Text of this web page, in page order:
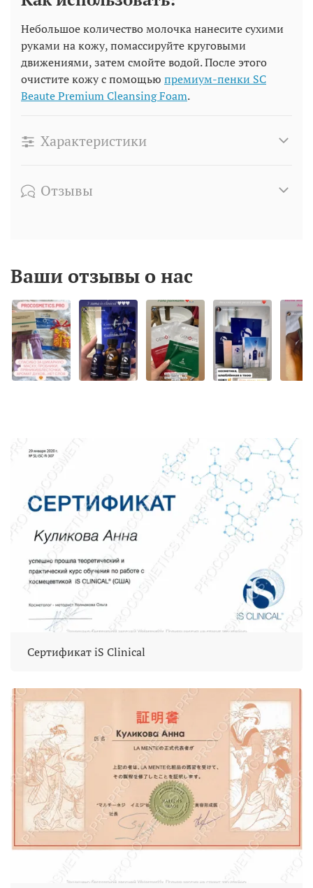
Небольшое количество молочка нанесите сухими
руками на кожу, помассируйте круговыми
движениями, затем смойте водой. После этого
очистите кожу с помощью премиум-пенки SC
Beaute Premium Cleansing Foam.
Характеристики
Отзывы
Ваши отзывы о нас
Сертификат iS Clinical